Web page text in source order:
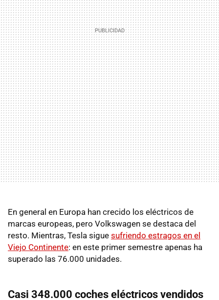
En general en Europa han crecido los eléctricos de
marcas europeas, pero Volkswagen se destaca del
resto. Mientras, Tesla sigue sufriendo estragos en el
Viejo Continente: en este primer semestre apenas ha
superado las 76.000 unidades.
Casi 348.000 coches eléctricos vendidos